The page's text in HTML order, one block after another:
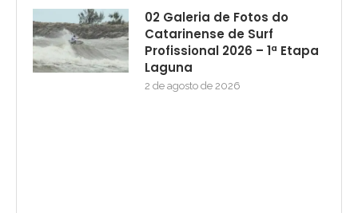
02 Galeria de Fotos do
Catarinense de Surf
Profissional 2026 – 1ª Etapa
Laguna
2 de agosto de 2026